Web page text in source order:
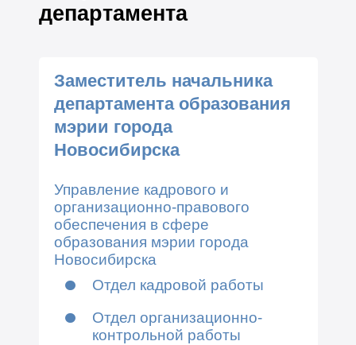
департамента
Заместитель начальника
департамента образования
мэрии города
Новосибирска
Управление кадрового и
организационно-правового
обеспечения в сфере
образования мэрии города
Новосибирска
Отдел кадровой работы
Отдел организационно-
контрольной работы